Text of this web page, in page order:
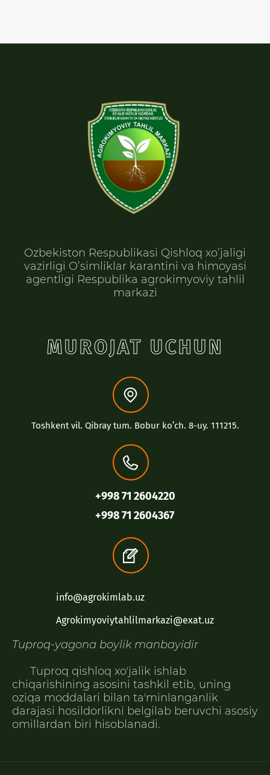
Ozbekiston Respublikasi Qishloq xo’jaligi
vazirligi O’simliklar karantini va himoyasi
agentligi Respublika agrokimyoviy tahlil
markazi
MUROJAT UCHUN
Toshkent vil. Qibray tum. Bobur koʼch. 8-uy. 111215.
+998 71 2604220
+998 71 2604367
info@agrokimlab.uz
Agrokimyoviytahlilmarkazi@exat.uz
Tuproq-yagona boylik manbayidir
Tuproq qishloq xoʼjalik ishlab
chiqarishining asosini tashkil etib, uning
oziqa moddalari bilan taʼminlanganlik
darajasi hosildorlikni belgilab beruvchi asosiy
omillardan biri hisoblanadi.